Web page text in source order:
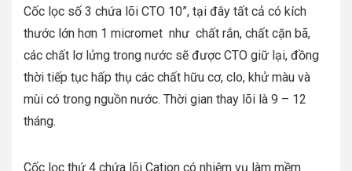
Cốc lọc số 3 chứa lõi CTO 10”, tại đây tất cả có kích
thước lớn hơn 1 micromet như chất rắn, chất cặn bã,
các chất lơ lửng trong nước sẽ được CTO giữ lại, đồng
thời tiếp tục hấp thụ các chất hữu cơ, clo, khử màu và
mùi có trong nguồn nước. Thời gian thay lõi là 9 – 12
tháng.
Cốc lọc thứ 4 chứa lõi Cation có nhiệm vụ làm mềm